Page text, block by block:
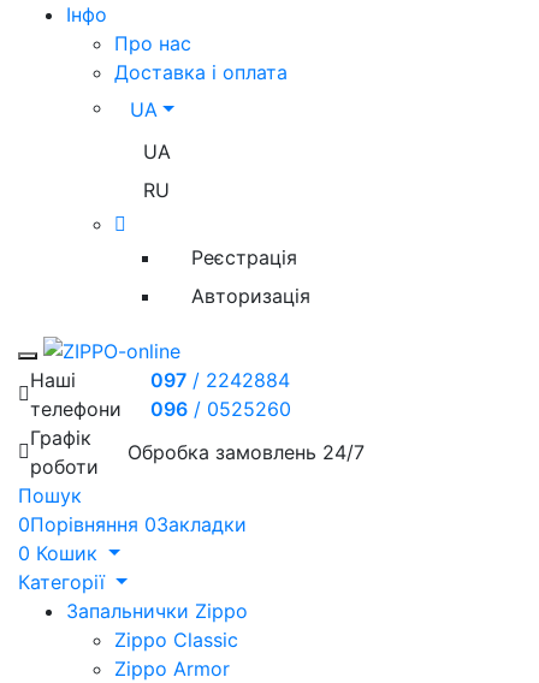
Iнфо
Про нас
Доставка і оплата
UA
UA
RU
Реєстрація
Авторизація
Toggle mobile menu
Наші
телефони
097 / 2242884
096 / 0525260
Графік
роботи
Обробка замовлень 24/7
Пошук
0Порівняння 0Закладки
0 Кошик
Категорії
Запальнички Zippo
Zippo Classic
Zippo Armor